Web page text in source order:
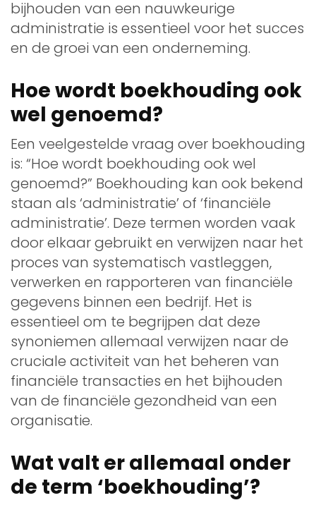
bijhouden van een nauwkeurige
administratie is essentieel voor het succes
en de groei van een onderneming.
Hoe wordt boekhouding ook
wel genoemd?
Een veelgestelde vraag over boekhouding
is: “Hoe wordt boekhouding ook wel
genoemd?” Boekhouding kan ook bekend
staan als ‘administratie’ of ‘financiële
administratie’. Deze termen worden vaak
door elkaar gebruikt en verwijzen naar het
proces van systematisch vastleggen,
verwerken en rapporteren van financiële
gegevens binnen een bedrijf. Het is
essentieel om te begrijpen dat deze
synoniemen allemaal verwijzen naar de
cruciale activiteit van het beheren van
financiële transacties en het bijhouden
van de financiële gezondheid van een
organisatie.
Wat valt er allemaal onder
de term ‘boekhouding’?